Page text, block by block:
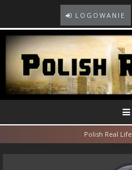
LOGOWANIE
Polish Real Life